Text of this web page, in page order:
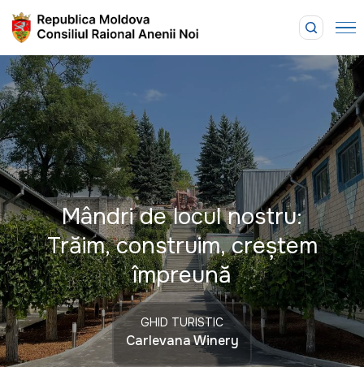
Mândri de locul nostru:
Trăim, construim, creștem
împreună
GHID TURISTIC
Carlevana Winery